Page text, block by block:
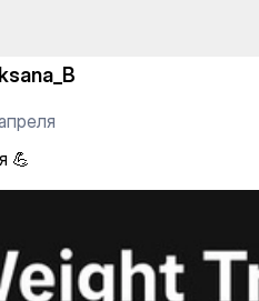
💪